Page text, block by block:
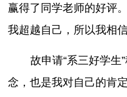
赢得了同学老师的好评
我超越自己，所以我相
故申请“系三好学生
念，也是我对自己的肯